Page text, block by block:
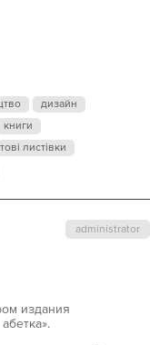
дизайн
книги
листівки
administrator
издания